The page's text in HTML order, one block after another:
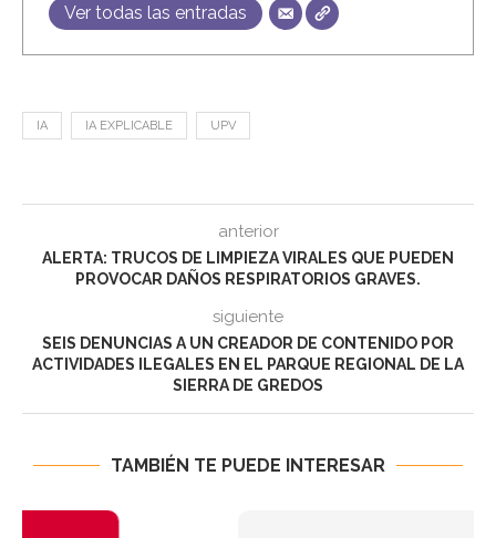
Ver todas las entradas
IA IA EXPLICABLE UPV
anterior
ALERTA: TRUCOS DE LIMPIEZA VIRALES QUE PUEDEN
PROVOCAR DAÑOS RESPIRATORIOS GRAVES.
siguiente
SEIS DENUNCIAS A UN CREADOR DE CONTENIDO POR
ACTIVIDADES ILEGALES EN EL PARQUE REGIONAL DE LA
SIERRA DE GREDOS
TAMBIÉN TE PUEDE INTERESAR